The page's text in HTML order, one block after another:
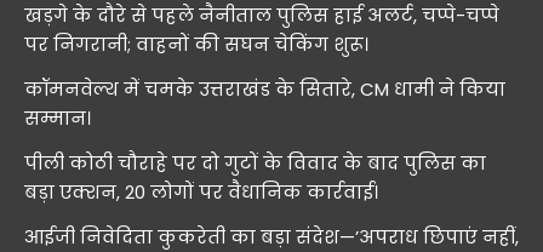
खड़गे के दौरे से पहले नैनीताल पुलिस हाई अलर्ट, चप्पे-चप्पे
पर निगरानी; वाहनों की सघन चेकिंग शुरू।
कॉमनवेल्थ में चमके उत्तराखंड के सितारे, CM धामी ने किया
सम्मान।
पीली कोठी चौराहे पर दो गुटों के विवाद के बाद पुलिस का
बड़ा एक्शन, 20 लोगों पर वैधानिक कार्रवाई।
आईजी निवेदिता कुकरेती का बड़ा संदेश—’अपराध छिपाएं नहीं,